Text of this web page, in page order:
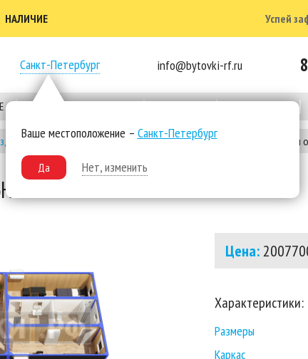
НАЛИЧИЕ Успей
Санкт-Петербург
Ваше местоположение – Санкт-Петербург
Да Нет, изменить
info@bytovki-rf.ru
Модульные жилые здания Модульные гостиницы Мини
ТИПА В ТУЛЕ
Цена:
Характеристики:
Размеры
Каркас